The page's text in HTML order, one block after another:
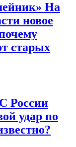
На
новое
старых
России
удар по